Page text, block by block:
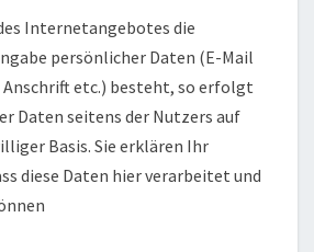
Internetangebotes die
persönlicher Daten (E-Mail
Anschrift etc.) besteht, so erfolgt
Daten seitens der Nutzers auf
Basis. Sie erklären Ihr
diese Daten hier verarbeitet und